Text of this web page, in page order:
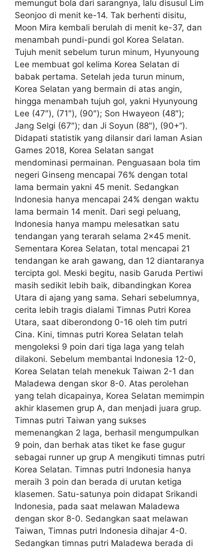
memungut bola dari sarangnya, lalu disusul Lim
Seonjoo di menit ke-14. Tak berhenti disitu,
Moon Mira kembali berulah di menit ke-37, dan
menambah pundi-pundi gol Korea Selatan.
Tujuh menit sebelum turun minum, Hyunyoung
Lee membuat gol kelima Korea Selatan di
babak pertama. Setelah jeda turun minum,
Korea Selatan yang bermain di atas angin,
hingga menambah tujuh gol, yakni Hyunyoung
Lee (47″), (71″), (90″); Son Hwayeon (48″);
Jang Selgi (67″); dan Ji Soyun (88″), (90+”).
Didapati statistik yang dilansir dari laman Asian
Games 2018, Korea Selatan sangat
mendominasi permainan. Penguasaan bola tim
negeri Ginseng mencapai 76% dengan total
lama bermain yakni 45 menit. Sedangkan
Indonesia hanya mencapai 24% dengan waktu
lama bermain 14 menit. Dari segi peluang,
Indonesia hanya mampu melesatkan satu
tendangan yang terarah selama 2×45 menit.
Sementara Korea Selatan, total mencapai 21
tendangan ke arah gawang, dan 12 diantaranya
tercipta gol. Meski begitu, nasib Garuda Pertiwi
masih sedikit lebih baik, dibandingkan Korea
Utara di ajang yang sama. Sehari sebelumnya,
cerita lebih tragis dialami Timnas Putri Korea
Utara, saat diberondong 0-16 oleh tim putri
Cina. Kini, timnas putri Korea Selatan telah
mengoleksi 9 poin dari tiga laga yang telah
dilakoni. Sebelum membantai Indonesia 12-0,
Korea Selatan telah menekuk Taiwan 2-1 dan
Maladewa dengan skor 8-0. Atas perolehan
yang telah dicapainya, Korea Selatan memimpin
akhir klasemen grup A, dan menjadi juara grup.
Timnas putri Taiwan yang sukses
memenangkan 2 laga, berhasil mengumpulkan
9 poin, dan berhak atas tiket ke fase gugur
sebagai runner up grup A mengikuti timnas putri
Korea Selatan. Timnas putri Indonesia hanya
meraih 3 poin dan berada di urutan ketiga
klasemen. Satu-satunya poin didapat Srikandi
Indonesia, pada saat melawan Maladewa
dengan skor 8-0. Sedangkan saat melawan
Taiwan, Timnas putri Indonesia dihajar 4-0.
Sedangkan timnas putri Maladewa berada di